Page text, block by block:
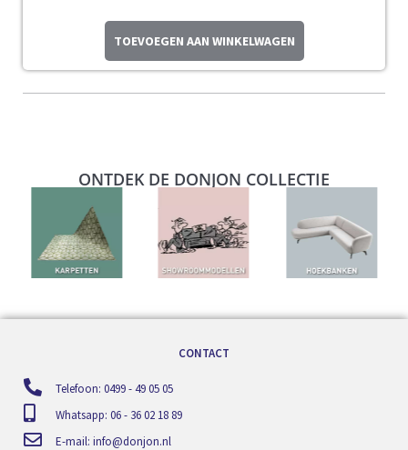
TOEVOEGEN AAN WINKELWAGEN
ONTDEK DE DONJON COLLECTIE
CONTACT
Telefoon: 0499 - 49 05 05
Whatsapp: 06 - 36 02 18 89
E-mail: info@donjon.nl